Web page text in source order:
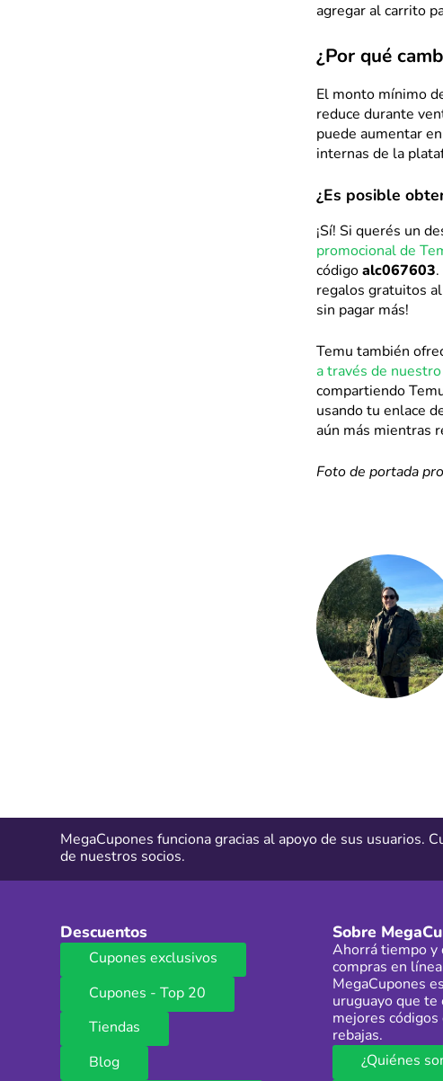
agregar al carrito
¿Por qué
El monto mínimo
reduce durante
puede aumentar
internas de la
¿Es posible
¡Sí! Si querés un
promocional de
código alc067603.
regalos gratuitos
sin pagar más!
Temu también
a través de
compartiendo
usando tu enlace
aún más mientras
Foto de portada
MegaCupones funciona gracias al apoyo de sus usuarios.
de nuestros socios.
Descuentos
Cupones exclusivos
Cupones - Top 20
Tiendas
Blog
Sobre
Ahorrá tiempo y
compras en
MegaCupones
uruguayo que te
mejores códigos
rebajas.
¿Quiénes